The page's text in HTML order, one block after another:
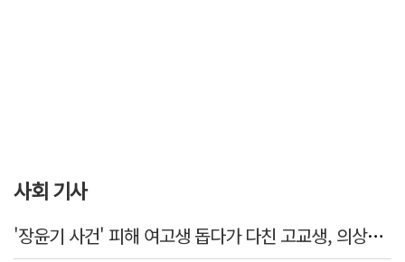
사회 기사
'장윤기 사건' 피해 여고생 돕다가 다친 고교생, 의상자 인정